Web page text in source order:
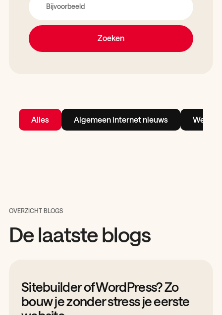
Zoeken
Alles Algemeen internet nieuws
OVERZICHT BLOGS
De laatste blogs
Sitebuilder of WordPress? Zo
bouw je zonder stress je eerste